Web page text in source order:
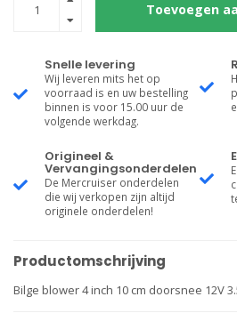
Toevoegen
Snelle levering
Wij leveren mits het op
voorraad is en uw bestelling
binnen is voor 15.00 uur de
volgende werkdag.
Origineel &
Vervangingsonderdelen
De Mercruiser onderdelen
die wij verkopen zijn altijd
originele onderdelen!
Productomschrijving
Bilge blower 4 inch 10 cm doorsnee 12V